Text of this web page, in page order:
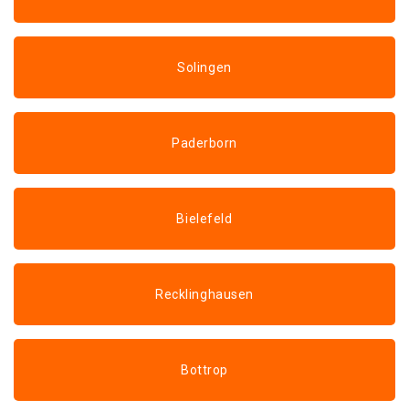
Solingen
Paderborn
Bielefeld
Recklinghausen
Bottrop